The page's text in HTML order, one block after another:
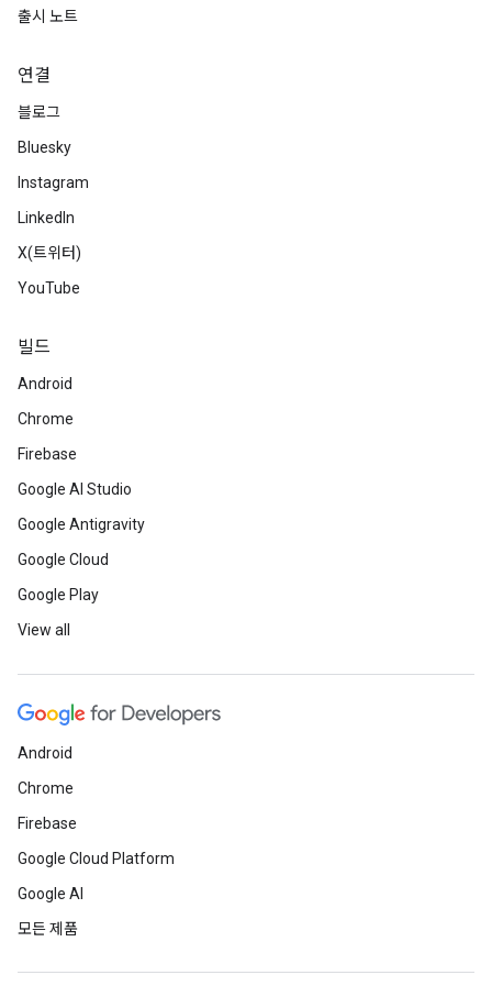
출시 노트
연결
블로그
Bluesky
Instagram
LinkedIn
X(트위터)
YouTube
빌드
Android
Chrome
Firebase
Google AI Studio
Google Antigravity
Google Cloud
Google Play
View all
Android
Chrome
Firebase
Google Cloud Platform
Google AI
모든 제품